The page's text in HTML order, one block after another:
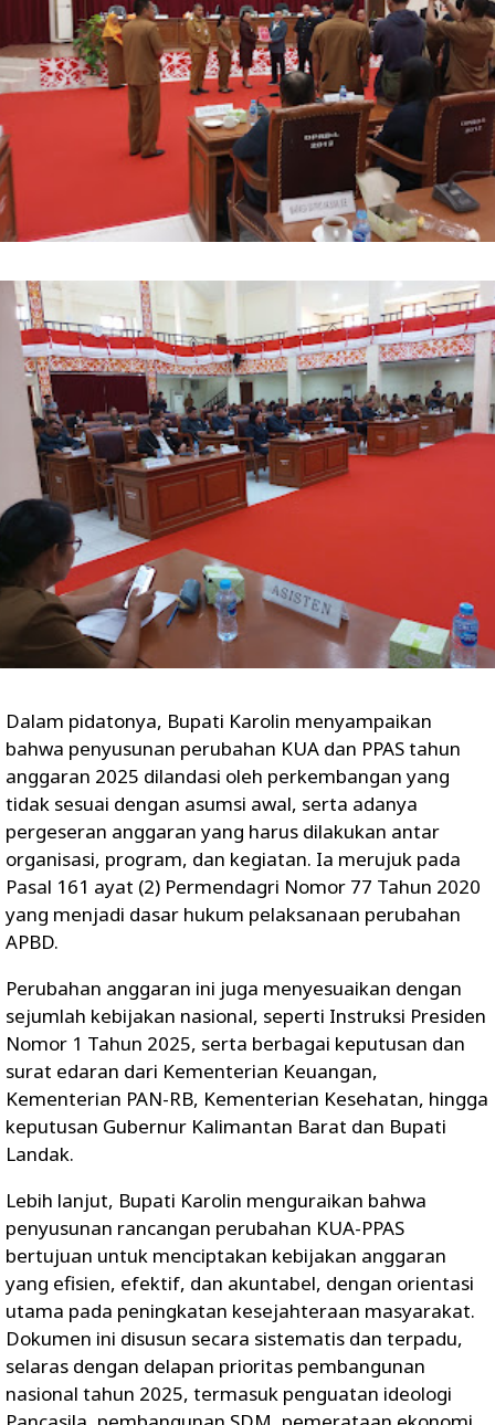
Dalam pidatonya, Bupati Karolin menyampaikan
bahwa penyusunan perubahan KUA dan PPAS tahun
anggaran 2025 dilandasi oleh perkembangan yang
tidak sesuai dengan asumsi awal, serta adanya
pergeseran anggaran yang harus dilakukan antar
organisasi, program, dan kegiatan. Ia merujuk pada
Pasal 161 ayat (2) Permendagri Nomor 77 Tahun 2020
yang menjadi dasar hukum pelaksanaan perubahan
APBD.
Perubahan anggaran ini juga menyesuaikan dengan
sejumlah kebijakan nasional, seperti Instruksi Presiden
Nomor 1 Tahun 2025, serta berbagai keputusan dan
surat edaran dari Kementerian Keuangan,
Kementerian PAN-RB, Kementerian Kesehatan, hingga
keputusan Gubernur Kalimantan Barat dan Bupati
Landak.
Lebih lanjut, Bupati Karolin menguraikan bahwa
penyusunan rancangan perubahan KUA-PPAS
bertujuan untuk menciptakan kebijakan anggaran
yang efisien, efektif, dan akuntabel, dengan orientasi
utama pada peningkatan kesejahteraan masyarakat.
Dokumen ini disusun secara sistematis dan terpadu,
selaras dengan delapan prioritas pembangunan
nasional tahun 2025, termasuk penguatan ideologi